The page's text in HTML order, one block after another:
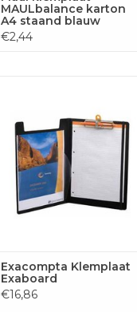
MAULbalance karton
A4 staand blauw
€2,44
TOEVOEGEN AAN
WINKELWAGEN
Exacompta Klemplaat
Exaboard
€16,86